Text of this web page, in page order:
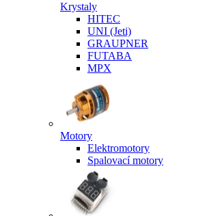
Krystaly
HITEC
UNI (Jeti)
GRAUPNER
FUTABA
MPX
Motory
Elektromotory
Spalovací motory